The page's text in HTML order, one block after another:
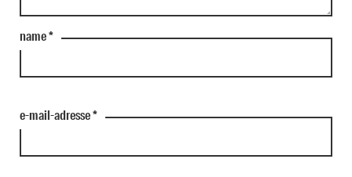
name*
e-mail-adresse*